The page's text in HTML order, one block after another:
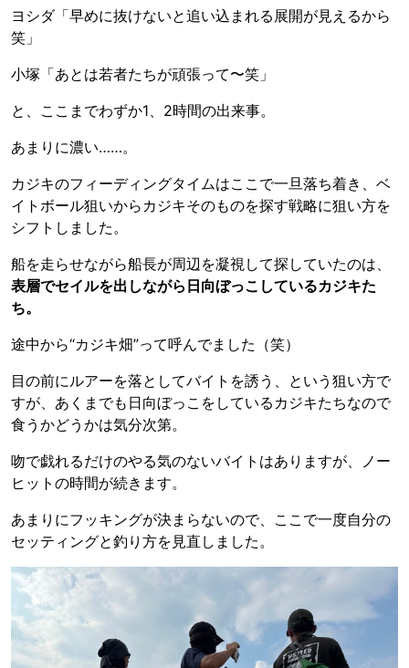
ヨシダ「早めに抜けないと追い込まれる展開が見えるから
笑」
小塚「あとは若者たちが頑張って〜笑」
と、ここまでわずか1、2時間の出来事。
あまりに濃い……。
カジキのフィーディングタイムはここで一旦落ち着き、ベ
イトボール狙いからカジキそのものを探す戦略に狙い方を
シフトしました。
船を走らせながら船長が周辺を凝視して探していたのは、
表層でセイルを出しながら日向ぼっこしているカジキた
ち。
途中から“カジキ畑”って呼んでました（笑）
目の前にルアーを落としてバイトを誘う、という狙い方で
すが、あくまでも日向ぼっこをしているカジキたちなので
食うかどうかは気分次第。
吻で戯れるだけのやる気のないバイトはありますが、ノー
ヒットの時間が続きます。
あまりにフッキングが決まらないので、ここで一度自分の
セッティングと釣り方を見直しました。